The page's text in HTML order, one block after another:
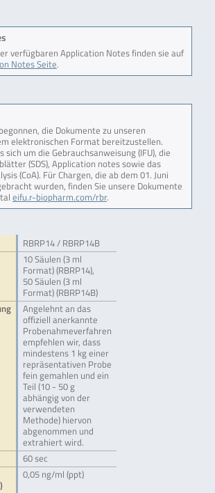
verfügbaren Application Notes finden sie auf
Notes Seite.
die Dokumente zu unseren
elektronischen Format bereitzustellen.
sich um die Gebrauchsanweisung (IFU), die
(SDS), Application notes sowie das
(CoA). Für Chargen, die ab dem 01. Juni
wurden, finden Sie unsere Dokumente
eifu.r-biopharm.com/rbr.
RBRP14 / RBRP14B
10 Säulen (3 ml
Format) (RBRP14),
50 Säulen (3 ml
Format) (RBRP14B)
Angelehnt an das
offiziell anerkannte
Probenahmeverfahren
empfehlen wir, dass
mindestens 1 kg einer
repräsentativen Probe
fein gemahlen und ein
Teil (10 - 50 g
abhängig von der
verwendeten
Methode) hiervon
abgenommen und
extrahiert wird.
60 sec
0,05 ng/ml (ppt)